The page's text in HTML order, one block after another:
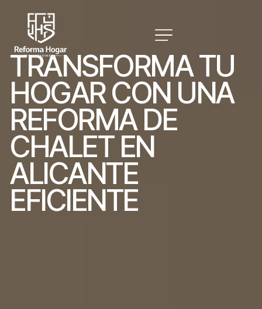
TRANSFORMATU
HOGARCON UNA
REFORMA DE
CHALET EN
ALICANTE
EFICIENTE